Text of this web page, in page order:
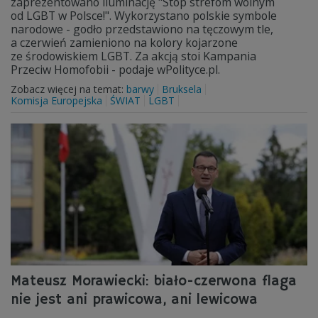
od LGBT w Polsce!". Wykorzystano polskie symbole
narodowe - godło przedstawiono na tęczowym tle,
a czerwień zamieniono na kolory kojarzone
ze środowiskiem LGBT. Za akcją stoi Kampania
Przeciw Homofobii - podaje wPolityce.pl.
Zobacz więcej na temat: barwy
Bruksela
Komisja Europejska
ŚWIAT LGBT
Mateusz Morawiecki: biało-czerwona flaga
nie jest ani prawicowa, ani lewicowa